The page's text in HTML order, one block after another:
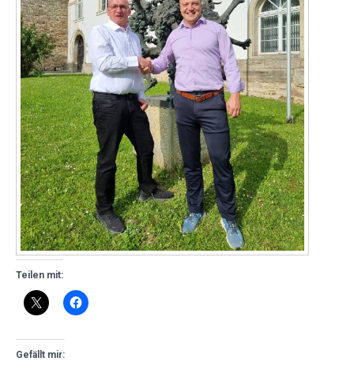
Teilen mit:
Gefällt mir: